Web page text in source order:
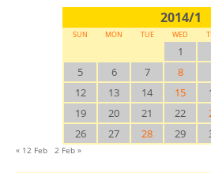
2014/1
SUN MON TUE WED
1
5
6 7 8
12
13 14 15
19
20 21 22
26
27 28 29
« 12 Feb 2 Feb »